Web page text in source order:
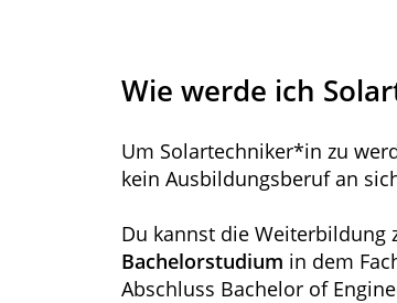
Wie werde ich
Um Solartechniker*in zu
kein Ausbildungsberuf an
Du kannst die
Bachelorstudium in dem
Abschluss Bachelor of